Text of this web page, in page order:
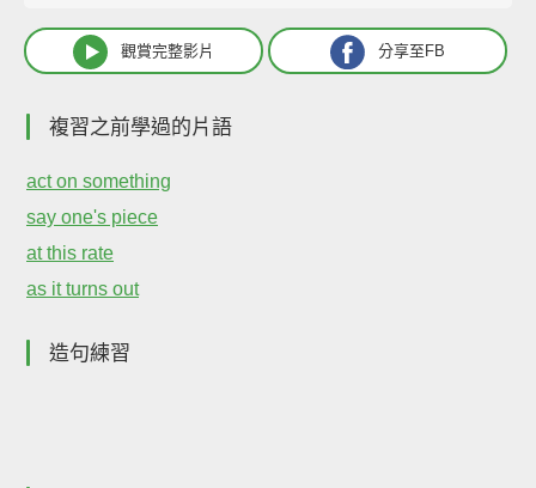
觀賞完整影片 分享至FB
複習之前學過的片語
act on something
say one's piece
at this rate
as it turns out
造句練習